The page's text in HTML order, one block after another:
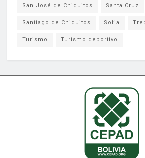
San José de Chiquitos Santa Cruz
Santiago de Chiquitos Sofia
Turismo Turismo deportivo